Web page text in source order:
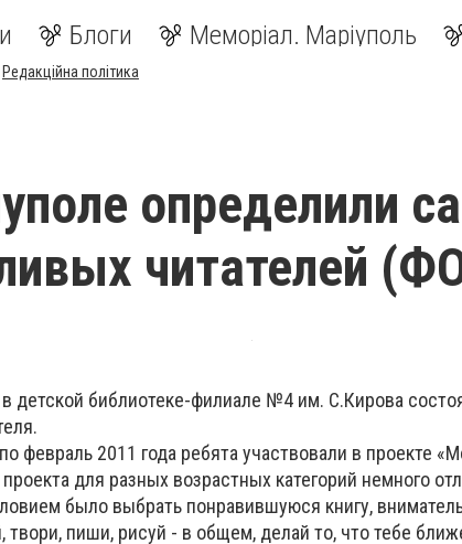
Блоги Меморіал. Маріуполь
Редакційна політика
определили
читателей
в детской библиотеке-филиале №4 им. С.Кирова
февраль 2011 года ребята участвовали в проекте
для разных возрастных категорий немного
было выбрать понравившуюся книгу,
твори, пиши, рисуй - в общем, делай то, что тебе